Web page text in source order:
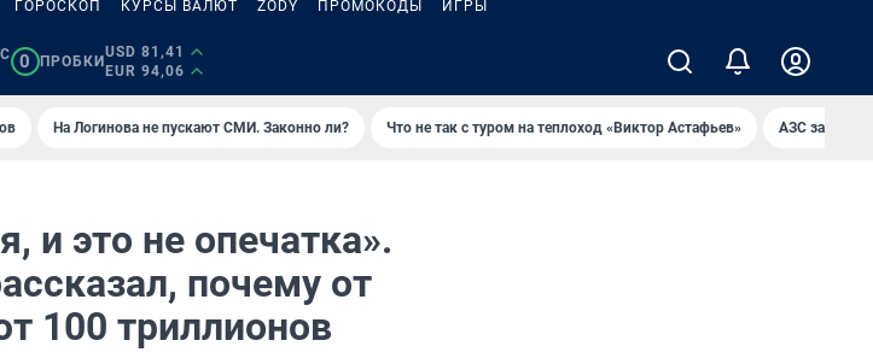
ГОРОСКОП КУРСЫ ВАЛЮТ ZODY ПРОМОКОДЫ ИГРЫ
0 ПРОБКИ
USD 81,41
EUR 94,06
На Логинова не пускают СМИ. Законно ли? Что не так с туром на теплоход «Виктор Астафьев» AЗС
и это не опечатка».
почему от
100 триллионов